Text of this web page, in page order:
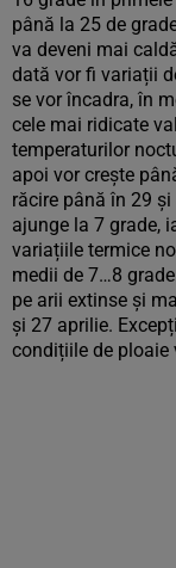
până la 25 de
va deveni mai
dată vor fi variații
se vor încadra, în
cele mai ridicate
temperaturilor
apoi vor crește
răcire până în 29
ajunge la 7 grade,
variațiile termice
medii de 7…8
pe arii extinse și
și 27 aprilie.
condițiile de ploaie